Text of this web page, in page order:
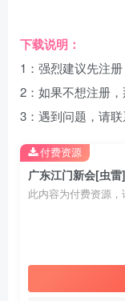
下载说明：
1：强烈建议先注册
2：如果不想注册
3：遇到问题，请
广东江门新会[虫
此内容为付费资源
付费资源